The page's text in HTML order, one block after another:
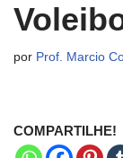
por Prof. Marcio
COMPARTILHE!